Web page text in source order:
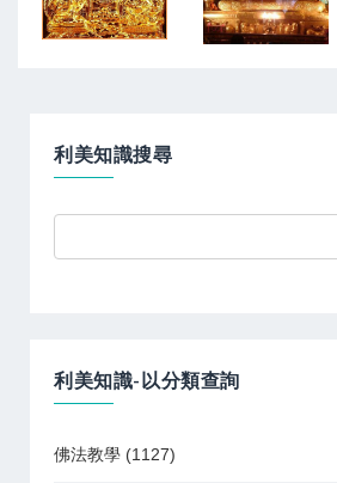
利美知識搜尋
利美知識-以分類查詢
佛法教學 (1127)